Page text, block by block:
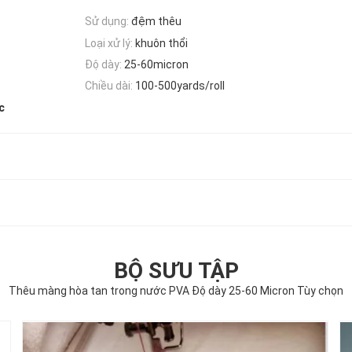
Sử dụng: đệm thêu
Loại xử lý: khuôn thổi
Độ dày: 25-60micron
Chiều dài: 100-500yards/roll
BỘ SƯU TẬP
Thêu màng hòa tan trong nước PVA Độ dày 25-60 Micron Tùy chọn